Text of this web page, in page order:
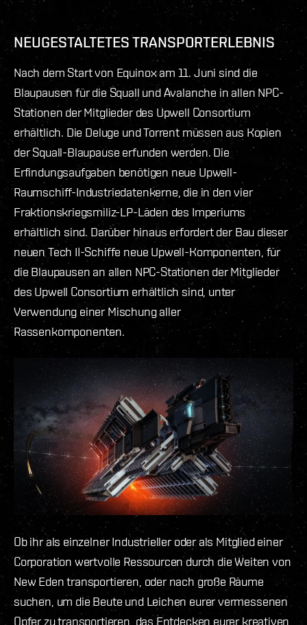
NEUGESTALTETES TRANSPORTERLEBNIS
Nach dem Start von Equinox am 11. Juni sind die
Blaupausen für die Squall und Avalanche in allen NPC-
Stationen der Mitglieder des Upwell Consortium
erhältlich. Die Deluge und Torrent müssen aus Kopien
der Squall-Blaupause erfunden werden. Die
Erfindungsaufgaben benötigen neue Upwell-
Raumschiff-Industriedatenkerne, die in den vier
Fraktionskriegsmiliz-LP-Läden des Imperiums
erhältlich sind. Darüber hinaus erfordert der Bau dieser
neuen Tech II-Schiffe neue Upwell-Komponenten, für
die Blaupausen an allen NPC-Stationen der Mitglieder
des Upwell Consortium erhältlich sind, unter
Verwendung einer Mischung aller
Rassenkomponenten.
Ob ihr als einzelner Industrieller oder als Mitglied einer
Corporation wertvolle Ressourcen durch die Weiten von
New Eden transportieren, oder nach große Räume
suchen, um die Beute und Leichen eurer vermessenen
Opfer zu transportieren, das Entdecken eurer kreativen